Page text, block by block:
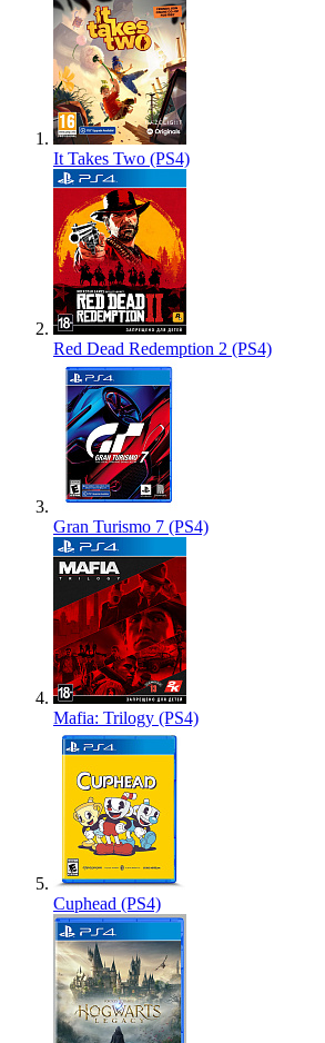
It Takes Two (PS4)
Red Dead Redemption 2 (PS4)
Gran Turismo 7 (PS4)
Mafia: Trilogy (PS4)
Cuphead (PS4)